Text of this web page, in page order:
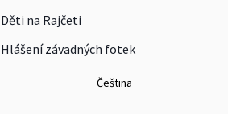
Děti na Rajčeti
Hlášení závadných fotek
Čeština